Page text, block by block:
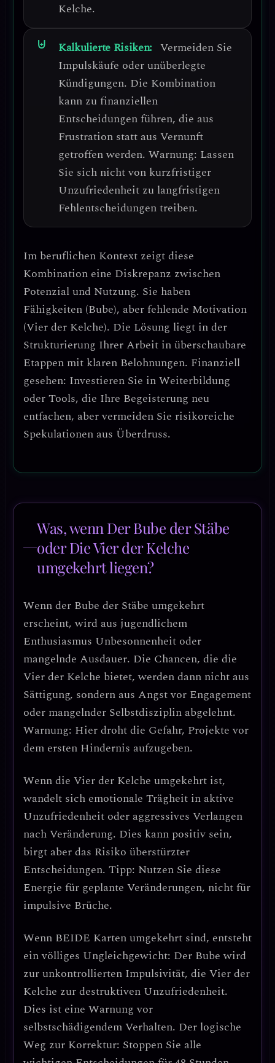
Kelche.
Kalkulierte Risiken: Vermeiden Sie
Impulskäufe oder unüberlegte
Kündigungen. Die Kombination
kann zu finanziellen
Entscheidungen führen, die aus
Frustration statt aus Vernunft
getroffen werden. Warnung: Lassen
Sie sich nicht von kurzfristiger
Unzufriedenheit zu langfristigen
Fehlentscheidungen treiben.
Im beruflichen Kontext zeigt diese
Kombination eine Diskrepanz zwischen
Potenzial und Nutzung. Sie haben
Fähigkeiten (Bube), aber fehlende Motivation
(Vier der Kelche). Die Lösung liegt in der
Strukturierung Ihrer Arbeit in überschaubare
Etappen mit klaren Belohnungen. Finanziell
gesehen: Investieren Sie in Weiterbildung
oder Tools, die Ihre Begeisterung neu
entfachen, aber vermeiden Sie risikoreiche
Spekulationen aus Überdruss.
Was, wenn Der Bube der Stäbe
oder Die Vier der Kelche
umgekehrt liegen?
Wenn der Bube der Stäbe umgekehrt
erscheint, wird aus jugendlichem
Enthusiasmus Unbesonnenheit oder
mangelnde Ausdauer. Die Chancen, die die
Vier der Kelche bietet, werden dann nicht aus
Sättigung, sondern aus Angst vor Engagement
oder mangelnder Selbstdisziplin abgelehnt.
Warnung: Hier droht die Gefahr, Projekte vor
dem ersten Hindernis aufzugeben.
Wenn die Vier der Kelche umgekehrt ist,
wandelt sich emotionale Trägheit in aktive
Unzufriedenheit oder aggressives Verlangen
nach Veränderung. Dies kann positiv sein,
birgt aber das Risiko überstürzter
Entscheidungen. Tipp: Nutzen Sie diese
Energie für geplante Veränderungen, nicht für
impulsive Brüche.
Wenn BEIDE Karten umgekehrt sind, entsteht
einvölliges Ungleichgewicht: Der Bube wird
zur unkontrollierten Impulsivität, die Vier der
Kelche zur destruktiven Unzufriedenheit.
Dies ist eine Warnung vor
selbstschädigendem Verhalten. Der logische
Weg zur Korrektur: Stoppen Sie alle